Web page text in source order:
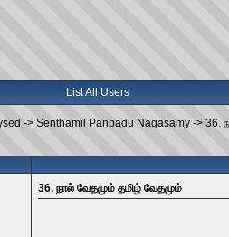
List All Users
-> Senthamil Panpadu Nagasamy -> 36.
36. நால் வேதமும் தமிழ் வேதமும்